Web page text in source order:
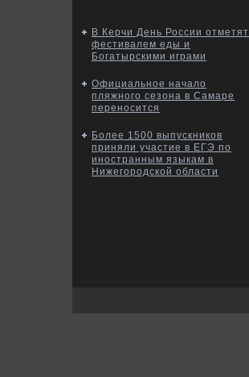
В Керчи День России отметят
фестивалем еды и
Богатырскими играми
Официальное начало
пляжного сезона в Самаре
переносится
Более 1500 выпускников
приняли участие в ЕГЭ по
иностранным языкам в
Нижегородской области